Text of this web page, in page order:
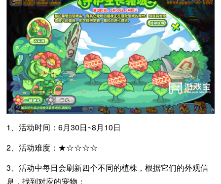
1、活动时间：6月30日~8月10日
2、活动难度：★☆☆☆☆
3、活动中每日会刷新四个不同的植株，根据它们的外观信
息，找到对应的宠物：